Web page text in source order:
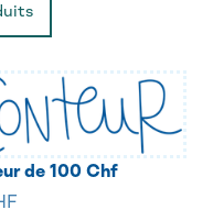
de 100 Chf